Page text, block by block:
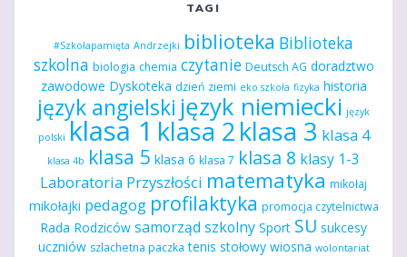
TAGI
#Szkołapamięta Andrzejki biblioteka Biblioteka
szkolna biologia chemia czytanie Deutsch AG doradztwo
zawodowe Dyskoteka dzień ziemi eko szkoła fizyka historia
język angielski język niemiecki język
polski klasa 1 klasa 2klasa 3 klasa 4
klasa 4b klasa 5 klasa 6 klasa 7 klasa 8 klasy 1-3
Laboratoria Przyszłości matematyka mikołaj
mikołajki pedagog profilaktyka promocja czytelnictwa
Rada Rodziców samorząd szkolny Sport SU sukcesy
uczniów szlachetna paczka tenis stołowy wiosna wolontariat